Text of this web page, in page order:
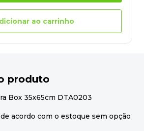
ao carrinho
produto
Box 35x65cm DTA0203
acordo com o estoque sem opção